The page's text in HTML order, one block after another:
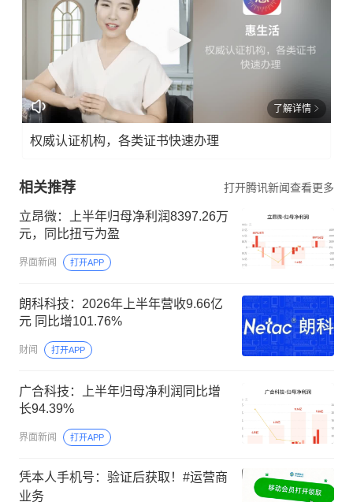
了解详情
权威认证机构，各类证书快速办理
相关推荐 打开腾讯新闻查看更多
立昂微：上半年归母净利润8397.26万
元，同比扭亏为盈
界面新闻 打开APP
朗科科技：2026年上半年营收9.66亿
元 同比增101.76%
财闻 打开APP
广合科技：上半年归母净利润同比增
长94.39%
界面新闻 打开APP
凭本人手机号：验证后获取！#运营商
业务